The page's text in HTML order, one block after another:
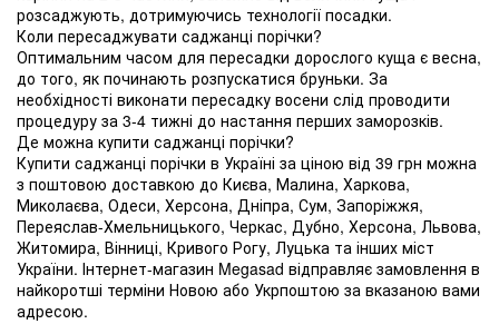
розсаджують, дотримуючись технології посадки.
Коли пересаджувати саджанці порічки?
Оптимальним часом для пересадки дорослого куща є весна,
до того, як починають розпускатися бруньки. За
необхідності виконати пересадку восени слід проводити
процедуру за 3-4 тижні до настання перших заморозків.
Де можна купити саджанці порічки?
Купити саджанці порічки в Україні за ціною від 39 грн можна
з поштовою доставкою до Києва, Малина, Харкова,
Миколаєва, Одеси, Херсона, Дніпра, Сум, Запоріжжя,
Переяслав-Хмельницького, Черкас, Дубно, Херсона, Львова,
Житомира, Вінниці, Кривого Рогу, Луцька та інших міст
України. Інтернет-магазин Megasad відправляє замовлення в
найкоротші терміни Новою або Укрпоштою за вказаною вами
адресою.